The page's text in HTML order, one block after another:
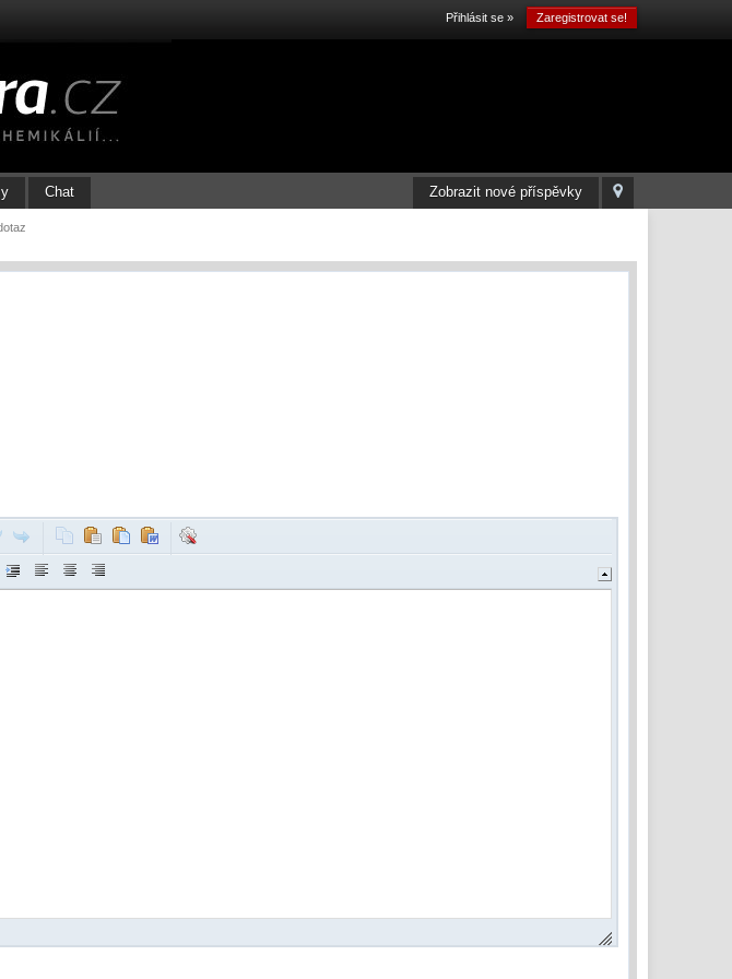
Přihlásit se » Zaregistrovat se!
Zobrazit nové příspěvky
Chat